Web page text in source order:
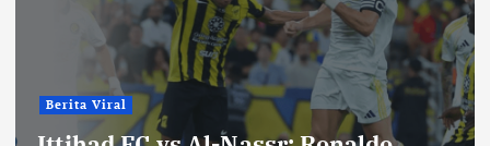
Berita Viral